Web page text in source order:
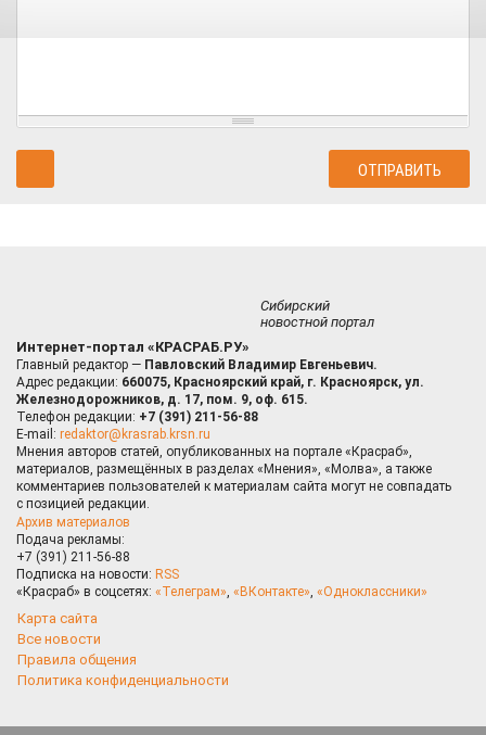
Сибирский
новостной портал
Интернет-портал «КРАСРАБ.РУ»
Главный редактор — Павловский Владимир Евгеньевич.
Адрес редакции: 660075, Красноярский край, г. Красноярск, ул.
Железнодорожников, д. 17, пом. 9, оф. 615.
Телефон редакции: +7 (391) 211-56-88
E-mail: redaktor@krasrab.krsn.ru
Мнения авторов статей, опубликованных на портале «Красраб»,
материалов, размещённых в разделах «Мнения», «Молва», а также
комментариев пользователей к материалам сайта могут не совпадать
с позицией редакции.
Архив материалов
Подача рекламы:
+7 (391) 211-56-88
Подписка на новости: RSS
«Красраб» в соцсетях: «Телеграм», «ВКонтакте», «Одноклассники»
Карта сайта
Все новости
Правила общения
Политика конфиденциальности